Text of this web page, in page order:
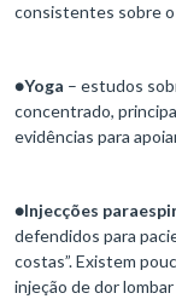
consistentes sobre o
●Yoga – estudos
concentrado,
evidências para
●Injecções
defendidos para
costas”. Existem
injeção de dor